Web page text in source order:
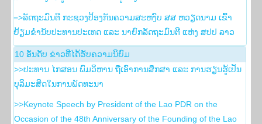
=>ລັດຖະມົນຕີ ກະຊວງປ້ອງກັນຄວາມສະຫງົບ ສສ ຫວຽດນາມ ເຂົ້າ
ຢ້ຽມຂໍ່ານັບປະທານປະເທດ ແລະ ນາຍົກລັດຖະມົນຕີ ແຫ່ງ ສປປ ລາວ
10 ອັນ​ດັບ ຂ່າວ​ທີ່​ໄດ້​ຮັບ​ຄວາມ​ນິ​ຍົມ
>>ປະທານ ໄກສອນ ພົມວິຫານ ຖືເອົາການສຶກສາ ແລະ ການຮຽນຮູ້ເປັນ
ບຸລິມະສິດໃນການພັດທະນາ
>>Keynote Speech by President of the Lao PDR on the
Occasion of the 48th Anniversary of the Founding of the Lao